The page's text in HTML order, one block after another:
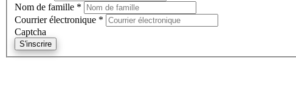
Nom de famille *
Courrier électronique *
Captcha
S'inscrire